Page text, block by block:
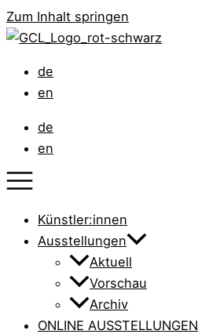
Zum Inhalt springen
de
en
de
en
Künstler:innen
Ausstellungen
Aktuell
Vorschau
Archiv
ONLINE AUSSTELLUNGEN